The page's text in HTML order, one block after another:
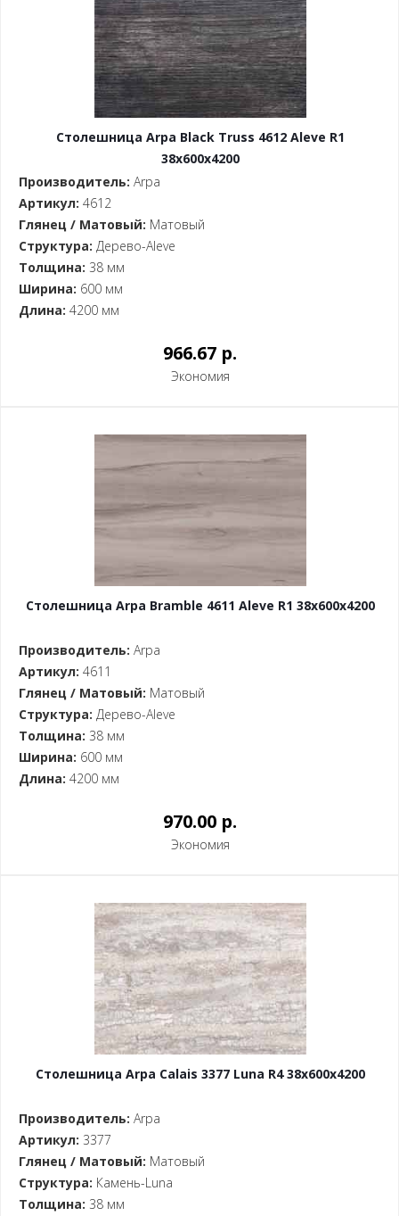
Столешница Arpa Black Truss 4612 Aleve R1
38x600x4200
Производитель: Arpa
Артикул: 4612
Глянец / Матовый: Матовый
Структура: Дерево-Aleve
Толщина: 38 мм
Ширина: 600 мм
Длина: 4200 мм
966.67 p.
Экономия
Столешница Arpa Bramble 4611 Aleve R1 38x600x4200
Производитель: Arpa
Артикул: 4611
Глянец / Матовый: Матовый
Структура: Дерево-Aleve
Толщина: 38 мм
Ширина: 600 мм
Длина: 4200 мм
970.00 p.
Экономия
Столешница Arpa Calais 3377 Luna R4 38x600x4200
Производитель: Arpa
Артикул: 3377
Глянец / Матовый: Матовый
Структура: Камень-Luna
Толщина: 38 мм